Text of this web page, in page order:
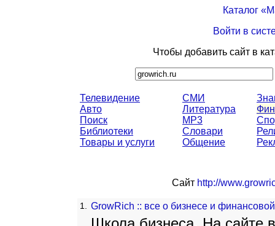
Каталог
Войти в
Чтобы добавить сайт в
Телевидение
Авто
Поиск
Библиотеки
Товары и услуги
СМИ
Литература
MP3
Словари
Общение
Сайт http://
1. GrowRich :: все о бизнесе и